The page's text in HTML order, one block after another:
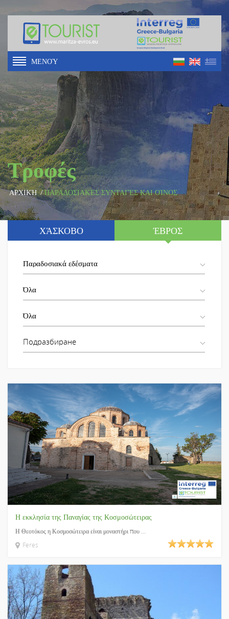
ΜΕΝΟΎ
Τροφές
ΑΡΧΙΚΉ/ΠΑΡΑΔΟΣΙΑΚΈΣ ΣΥΝΤΑΓΈΣ ΚΑΙ ΟΊΝΟΣ
ΧΆΣΚΟΒΟ ΈΒΡΟΣ
Η εκκλησία της Παναγίας της Κοσμοσώτειρας
Η Θεοτόκος η Κοσμοσώτειρα είναι μοναστήρι που ...
Feres